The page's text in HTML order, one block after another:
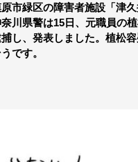
市緑区の障害者施設「津
川県警は15日、元職員の
し、発表しました。植松
です。